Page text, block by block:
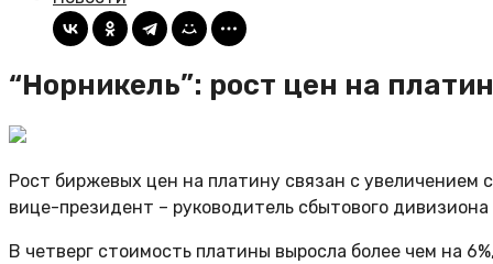
“Норникель”: рост цен на
Рост биржевых цен на платину связан с
вице-президент – руководитель сбытового
В четверг стоимость платины выросла более чем на